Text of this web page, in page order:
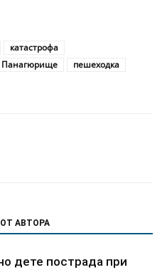
катастрофа
пешеходка
АВТОРА
дете пострада при